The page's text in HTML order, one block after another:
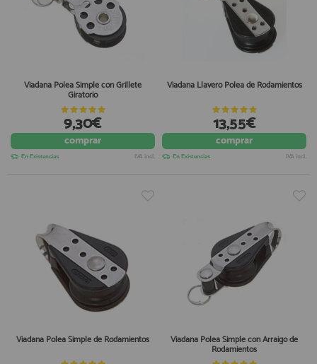
Viadana Polea Simple con Grillete
Giratorio
9,30€
comprar
En Existencias IVA incl.
Viadana Llavero Polea de Rodamientos
13,55€
comprar
En Existencias IVA incl.
Viadana Polea Simple de Rodamientos Viadana Polea Simple con Arraigo de
Rodamientos